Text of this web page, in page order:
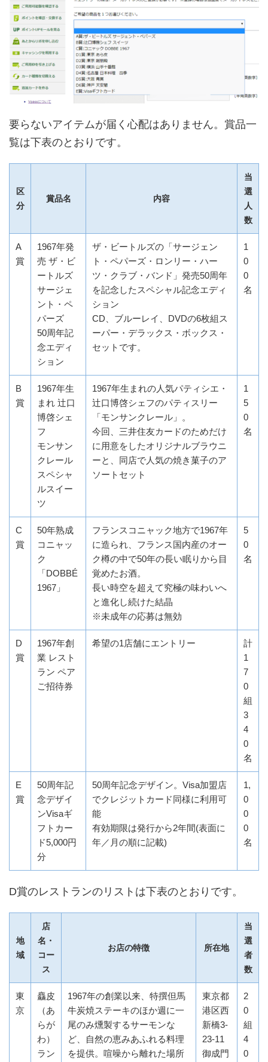
要らないアイテムが届く心配はありません。賞品一
覧は下表のとおりです。
区
分
賞品名 内容
当
選
人
数
A
賞
1967年発
売 ザ・ビ
ートルズ
サージェ
ント・ペ
パーズ
50周年記
念エディ
ション
ザ・ビートルズの「サージェン
ト・ペパーズ・ロンリー・ハー
ツ・クラブ・バンド」発売50周年
を記念したスペシャル記念エディ
ション
CD、ブルーレイ、DVDの6枚組ス
ーパー・デラックス・ボックス・
セットです。
1
0
0
名
B
賞
1967年生
まれ 辻口
博啓シェ
フ
モンサン
クレール
スペシャ
ルスイー
ツ
1967年生まれの人気パティシエ・
辻口博啓シェフのパティスリー
「モンサンクレール」。
今回、三井住友カードのためだけ
に用意をしたオリジナルブラウニ
ーと、同店で人気の焼き菓子のア
ソートセット
1
5
0
名
C
賞
50年熟成
コニャッ
ク
「DOBBÉ
1967」
フランスコニャック地方で1967年
に造られ、フランス国内産のオー
ク樽の中で50年の長い眠りから目
覚めたお酒。
長い時空を超えて究極の味わいへ
と進化し続けた結晶
※未成年の応募は無効
5
0
名
D
賞
1967年創
業 レスト
ラン ペア
ご招待券
希望の1店舗にエントリー
計
1
7
0
組
3
4
0
名
E
賞
50周年記
念デザイ
ンVisaギ
フトカー
ド5,000円
分
50周年記念デザイン。Visa加盟店
でクレジットカード同様に利用可
能
有効期限は発行から2年間(表面に
年／月の順に記載)
1,
0
0
0
名
D賞のレストランのリストは下表のとおりです。
地
域
店
名・
コー
ス
お店の特徴 所在地
当
選
者
数
東
京
麤皮
（あ
らが
わ）
ラン
1967年の創業以来、特撰但馬
牛炭焼ステーキのほか週に一
尾のみ燻製するサーモンな
ど、自然の恵みあふれる料理
を提供。喧噪から離れた場所
東京都
港区西
新橋3-
23-11
御成門
2
0
組
4
0